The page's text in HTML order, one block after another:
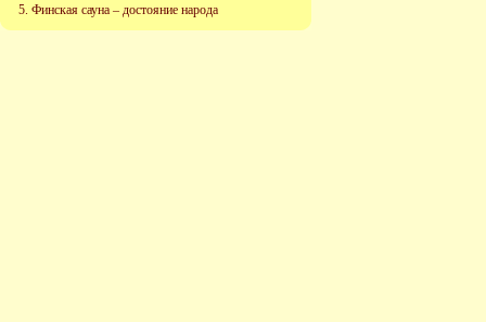
Финская сауна – достояние народа